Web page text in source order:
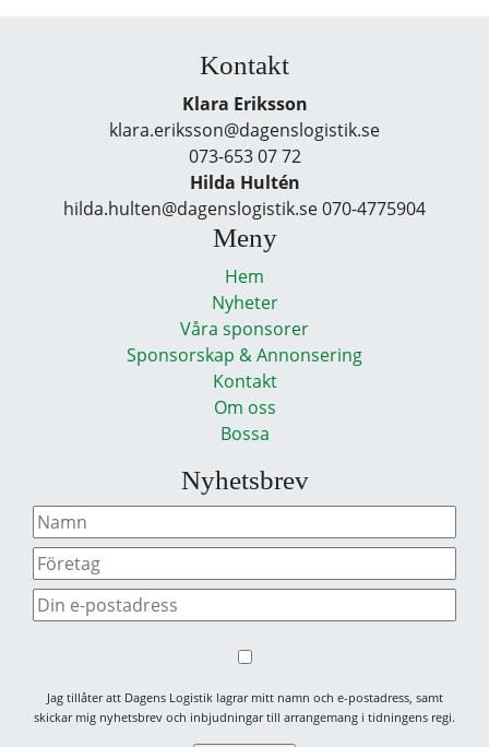
Kontakt
Klara Eriksson
klara.eriksson@dagenslogistik.se
073-653 07 72
Hilda Hultén
hilda.hulten@dagenslogistik.se 070-4775904
Meny
Hem
Nyheter
Våra sponsorer
Sponsorskap & Annonsering
Kontakt
Om oss
Bossa
Nyhetsbrev
Jag tillåter att Dagens Logistik lagrar mitt namn och e-postadress, samt
skickar mig nyhetsbrev och inbjudningar till arrangemang i tidningens regi.